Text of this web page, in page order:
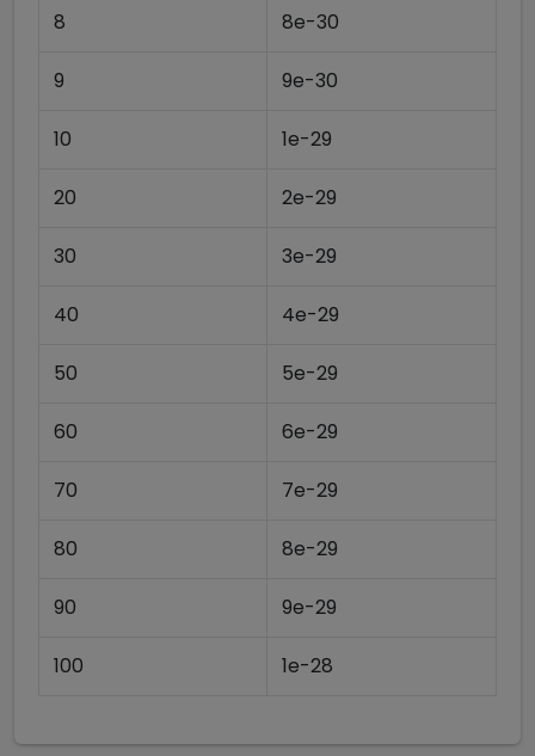
8 8e-30
9 9e-30
10 1e-29
20 2e-29
30 3e-29
40 4e-29
50 5e-29
60 6e-29
70 7e-29
80 8e-29
90 9e-29
100 1e-28